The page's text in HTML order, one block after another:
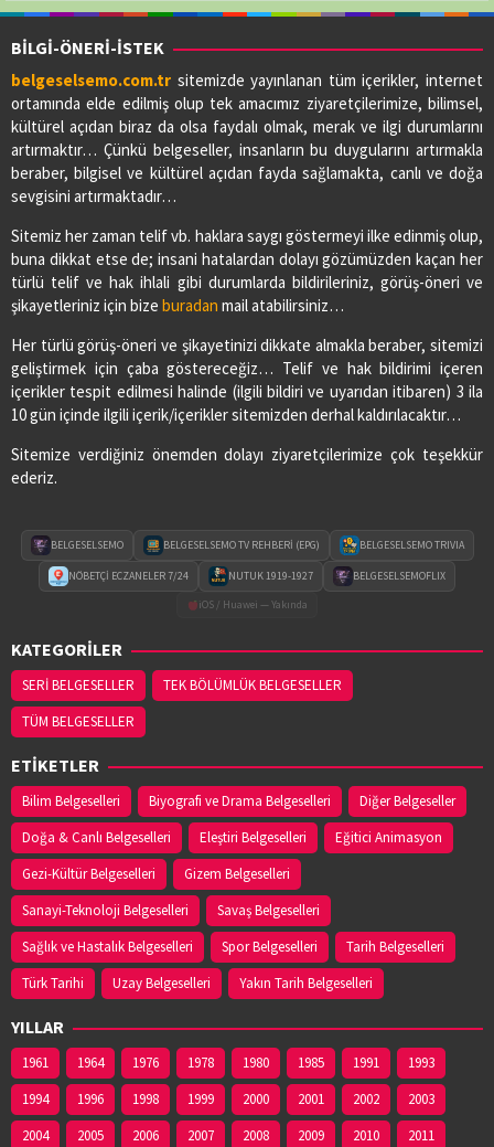
BİLGİ-ÖNERİ-İSTEK
belgeselsemo.com.tr sitemizde yayınlanan tüm içerikler, internet
ortamında elde edilmiş olup tek amacımız ziyaretçilerimize, bilimsel,
kültürel açıdan biraz da olsa faydalı olmak, merak ve ilgi durumlarını
artırmaktır… Çünkü belgeseller, insanların bu duygularını artırmakla
beraber, bilgisel ve kültürel açıdan fayda sağlamakta, canlı ve doğa
sevgisini artırmaktadır…
Sitemiz her zaman telif vb. haklara saygı göstermeyi ilke edinmiş olup,
buna dikkat etse de; insani hatalardan dolayı gözümüzden kaçan her
türlü telif ve hak ihlali gibi durumlarda bildirileriniz, görüş-öneri ve
şikayetleriniz için bize buradan mail atabilirsiniz…
Her türlü görüş-öneri ve şikayetinizi dikkate almakla beraber, sitemizi
geliştirmek için çaba göstereceğiz… Telif ve hak bildirimi içeren
içerikler tespit edilmesi halinde (ilgili bildiri ve uyarıdan itibaren) 3 ila
10 gün içinde ilgili içerik/içerikler sitemizden derhal kaldırılacaktır…
Sitemize verdiğiniz önemden dolayı ziyaretçilerimize çok teşekkür
ederiz.
BELGESELSEMO BELGESELSEMO TV REHBERİ (EPG) BELGESELSEMO TRIVIA
NÖBETÇİ ECZANELER 7/24 NUTUK 1919-1927
BELGESELSEMOFLIX
iOS / Huawei — Yakında
KATEGORİLER
SERİ BELGESELLER
TEK BÖLÜMLÜK BELGESELLER
TÜM BELGESELLER
ETİKETLER
Bilim Belgeselleri Biyografi ve Drama Belgeselleri
Diğer Belgeseller
Doğa & Canlı Belgeselleri
Eleştiri Belgeselleri
Eğitici Animasyon
Gezi-Kültür Belgeselleri
Gizem Belgeselleri
Sanayi-Teknoloji Belgeselleri
Savaş Belgeselleri
Sağlık ve Hastalık Belgeselleri
Spor Belgeselleri
Tarih Belgeselleri
Türk Tarihi
Uzay Belgeselleri Yakın Tarih Belgeselleri
YILLAR
1961 1964 1976 1978 1980 1985 1991
1993
1994
1996 1998 1999 2000 2001 2002
2003
2004
2005 2006 2007 2008 2009 2010 2011